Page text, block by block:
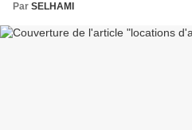
Par SELHAMI